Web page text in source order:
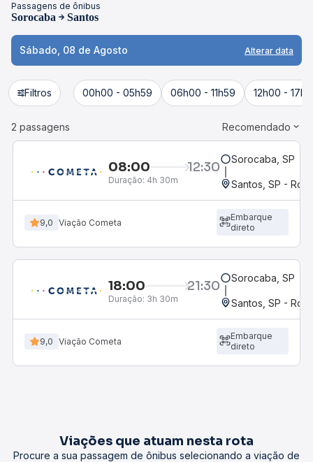
Passagens de ônibus
Sorocaba Santos
Sábado, 08 de Agosto Alterar data
Filtros 00h00 - 05h59 06h00 - 11h59 12h00 -
2 passagens Recomendado
08:00 12:30
Duração: 4h 30m
Sorocaba, SP
Santos, SP -
9,0 Viação Cometa
Embarque
direto
18:00 21:30
Duração: 3h 30m
Sorocaba, SP
Santos, SP -
9,0 Viação Cometa
Embarque
direto
Viações que atuam nesta rota
Procure a sua passagem de ônibus selecionando a viação de